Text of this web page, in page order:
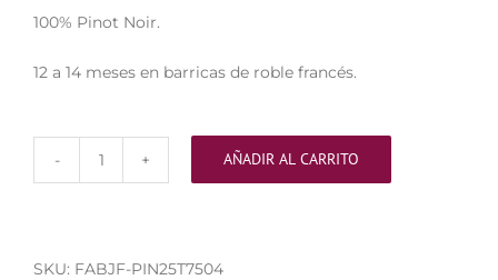
100% Pinot Noir.
12 a 14 meses en barricas de roble francés.
Joseph
AÑADIR AL CARRITO
SKU: FABJF-PIN25T7504